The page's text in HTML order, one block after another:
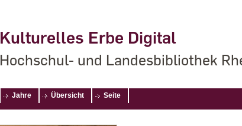
Kulturelles Erbe Digital
Hochschul- und Landesbibliothek
Jahre Übersicht Seite